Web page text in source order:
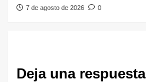
7 de agosto de 2026 0
Deja una respuesta